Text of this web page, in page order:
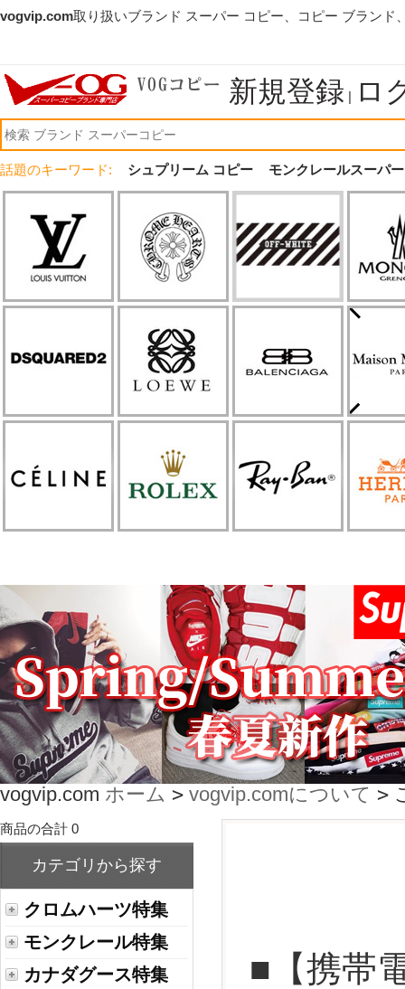
vogvip.com取り扱いブランド スーパー コピー、コピー ブランド
新規登録 | ロ
話題のキーワード: シュプリーム コピー モンクレールスーパ
vogvip.com ホーム > vogvip.comについて >
商品の合計 0
カテゴリから探す
クロムハーツ特集
モンクレール特集
カナダグース特集
■【携帯